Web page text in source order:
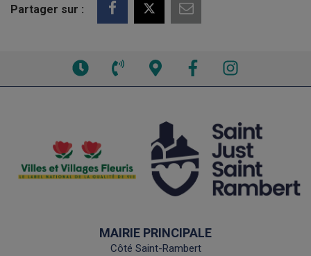
Partager sur :
Voir
téléphone
Facebook
MAIRIE PRINCIPALE
Côté Saint-Rambert